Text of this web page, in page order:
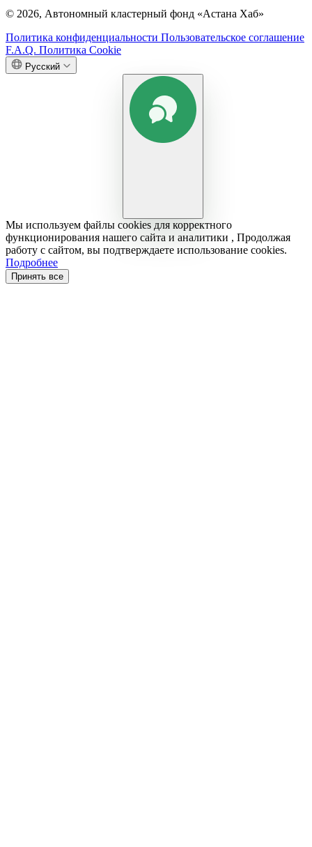
© 2026, Автономный кластерный фонд «Астана Хаб»
Политика конфиденциальности Пользовательское соглашение
F.A.Q. Политика Cookie
Русский
Мы используем файлы cookies для корректного
функционирования нашего сайта и аналитики , Продолжая
работу с сайтом, вы подтверждаете использование cookies.
Подробнее
Принять все